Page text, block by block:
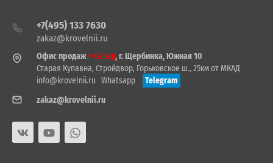
+7(495) 133 7630
zakaz@krovelnii.ru
Офис продаж+ Склад, г. Щербинка, Южная 10
Старая Купавна, Стройдвор, Горьковское ш., 25км от МКАД
info@krovelnii.ru Whatsapp
Telegram
zakaz@krovelnii.ru